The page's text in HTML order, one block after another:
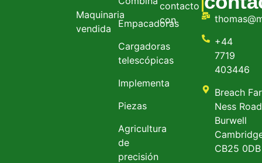
Maquinaria
vendida
Empacadoras
Cargadoras
telescópicas
Implementa
Piezas
Agricultura
de
precisión
contacto
con
+44
7719
403446
Breach
Ness Road
Burwell
CB25 0DB